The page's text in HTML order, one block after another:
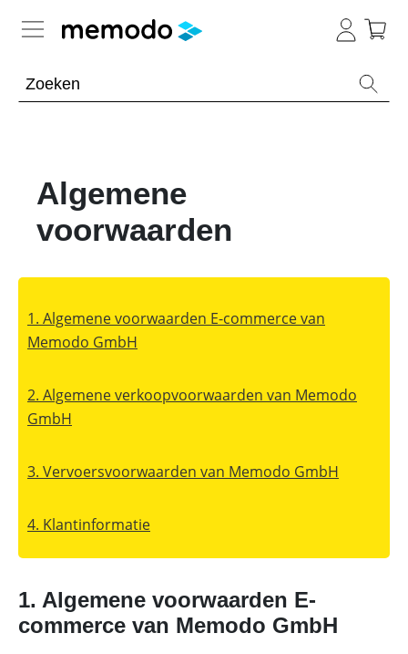
Overzicht
Optimizers
Batterijopslag commercieel
Overzicht
een
de
moeite
waard?
Overzicht
Overzicht
power
CX
commerciële
voor
bedrijven:
zo
optimaliseer
PV-installaties
Overzicht
Onderwerpen
Modules
Merken
E-mobility
Overzicht
Onderwerpen
Laadpalen
Subsidies
Tools
Online shop
Nederland
Algemene
voorwaarden
1. Algemene voorwaarden E-commerce van
Memodo GmbH
2. Algemene verkoopvoorwaarden van Memodo
GmbH
3. Vervoersvoorwaarden van Memodo GmbH
4. Klantinformatie
1. Algemene voorwaarden E-
commerce van Memodo GmbH